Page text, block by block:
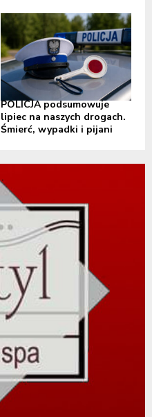
POLICJA podsumowuje
lipiec na naszych drogach.
Śmierć, wypadki i pijani